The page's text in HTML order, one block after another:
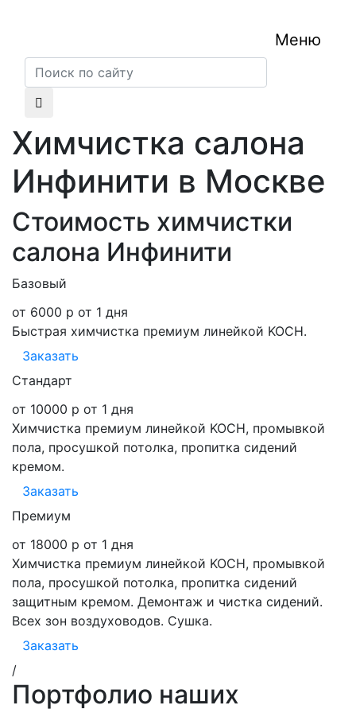
Меню
Химчистка салона
Инфинити в Москве
Стоимость химчистки
салона Инфинити
Базовый
от 6000 р от 1 дня
Быстрая химчистка премиум линейкой KOCH.
Заказать
Стандарт
от 10000 р от 1 дня
Химчистка премиум линейкой KOCH, промывкой
пола, просушкой потолка, пропитка сидений
кремом.
Заказать
Премиум
от 18000 р от 1 дня
Химчистка премиум линейкой KOCH, промывкой
пола, просушкой потолка, пропитка сидений
защитным кремом. Демонтаж и чистка сидений.
Всех зон воздуховодов. Сушка.
Заказать
/
Портфолио наших